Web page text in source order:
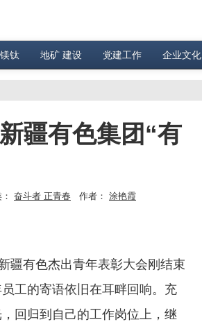
镁钛 地矿 建设 党建工作 企业文化
疆有色集团“有
奋斗者 正青春 作者： 涂艳霞
疆有色杰出青年表彰大会刚结束
工的寄语依旧在耳畔回响。充
回归到自己的工作岗位上，继